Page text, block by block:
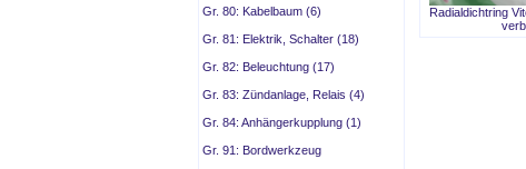
Gr. 80: Kabelbaum (6)
Gr. 81: Elektrik, Schalter (18)
Gr. 82: Beleuchtung (17)
Gr. 83: Zündanlage, Relais (4)
Gr. 84: Anhängerkupplung (1)
Gr. 91: Bordwerkzeug
Radialdichtring